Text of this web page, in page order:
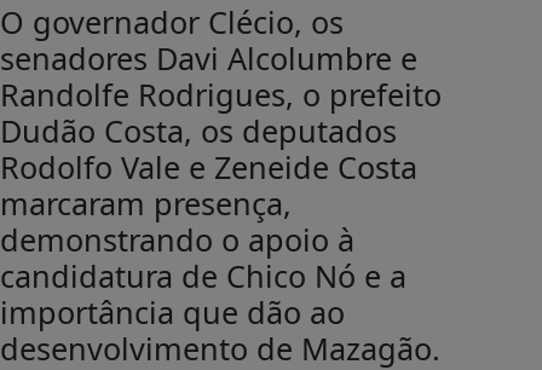
O governador Clécio, os
senadores Davi Alcolumbre e
Randolfe Rodrigues, o prefeito
Dudão Costa, os deputados
Rodolfo Vale e Zeneide Costa
marcaram presença,
demonstrando o apoio à
candidatura de Chico Nó e a
importância que dão ao
desenvolvimento de Mazagão.